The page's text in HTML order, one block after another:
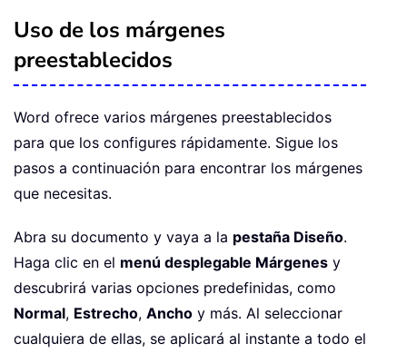
Uso de los márgenes
preestablecidos
Word ofrece varios márgenes preestablecidos
para que los configures rápidamente. Sigue los
pasos a continuación para encontrar los márgenes
que necesitas.
Abra su documento y vaya a la pestaña Diseño.
Haga clic en el menú desplegable Márgenes y
descubrirá varias opciones predefinidas, como
Normal, Estrecho, Ancho y más. Al seleccionar
cualquiera de ellas, se aplicará al instante a todo el